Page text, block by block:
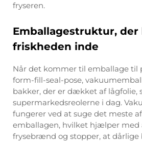
fryseren.
Emballagestruktur, der
friskheden inde
Når det kommer til emballage til
form-fill-seal-pose,
bakker, der er dækket af lågfolie,
supermarkedsreolerne i dag.
fungerer ved at suge det meste
emballagen, hvilket hjælper med
frysebrænd og stopper, at